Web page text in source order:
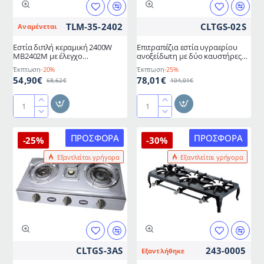
4.3kW,
Αναμένεται TLM-35-2402
Εστία διπλή κεραμική 2400W
MB2402M με έλεγχο
θερμοκρασίας και λυχνία
ένδειξης λειτουργίας
Έκπτωση-20%
54,90€ 68,62€
Εστία
κεραμική
2400W
MB2402M
έλεγχο
θερμοκρασίας
ένδειξης
CLTGS-02S
Επιτραπέζια εστία υγραερίου
ανοξείδωτη με δύο καυστήρες
3.4-4.3kW COLORATO
Έκπτωση-25%
78,01€ 104,01€
Επιτραπέζια
υγραερίου
ανοξείδωτη
δύο
καυστήρες
ΠΡΟΣΦΟΡΆ
Εξαντλείται γρήγορα
-25%
CLTGS-3AS
ΠΡΟΣΦΟΡΆ
Εξαντλείται γρήγορα
-30%
Εξαντλήθηκε 243-0005